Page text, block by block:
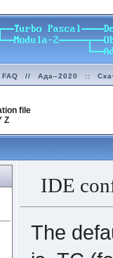
FAQ // Ада–2020 ::
file
Z
IDE
The